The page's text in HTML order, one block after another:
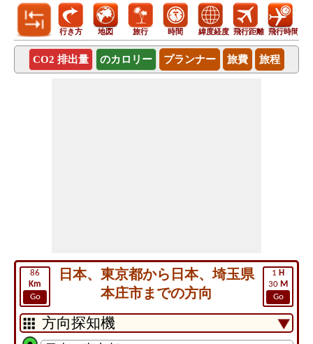
行き方 地図 旅行 時間 緯度経度 飛行距離 飛行時間
CO2 排出量 のカロリー プランナー 旅費 旅程
86
Km
Go
1 H
30 M
Go
日本、東京都から日本、埼玉県
本庄市までの方向